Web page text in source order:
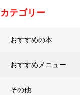
カテゴリー
おすすめの本
おすすめメニュー
その他